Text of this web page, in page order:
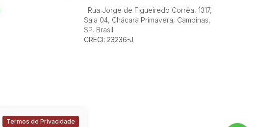
Termos de Privacidade
Rua Hermantino Coelho, 13087-500, Mansões
Santo Antônio, Campinas, São Paulo, Brasil
Rua Jorge de Figueiredo Corrêa, 1317,
Sala 04, Chácara Primavera, Campinas,
SP, Brasil
CRECI: 23236-J